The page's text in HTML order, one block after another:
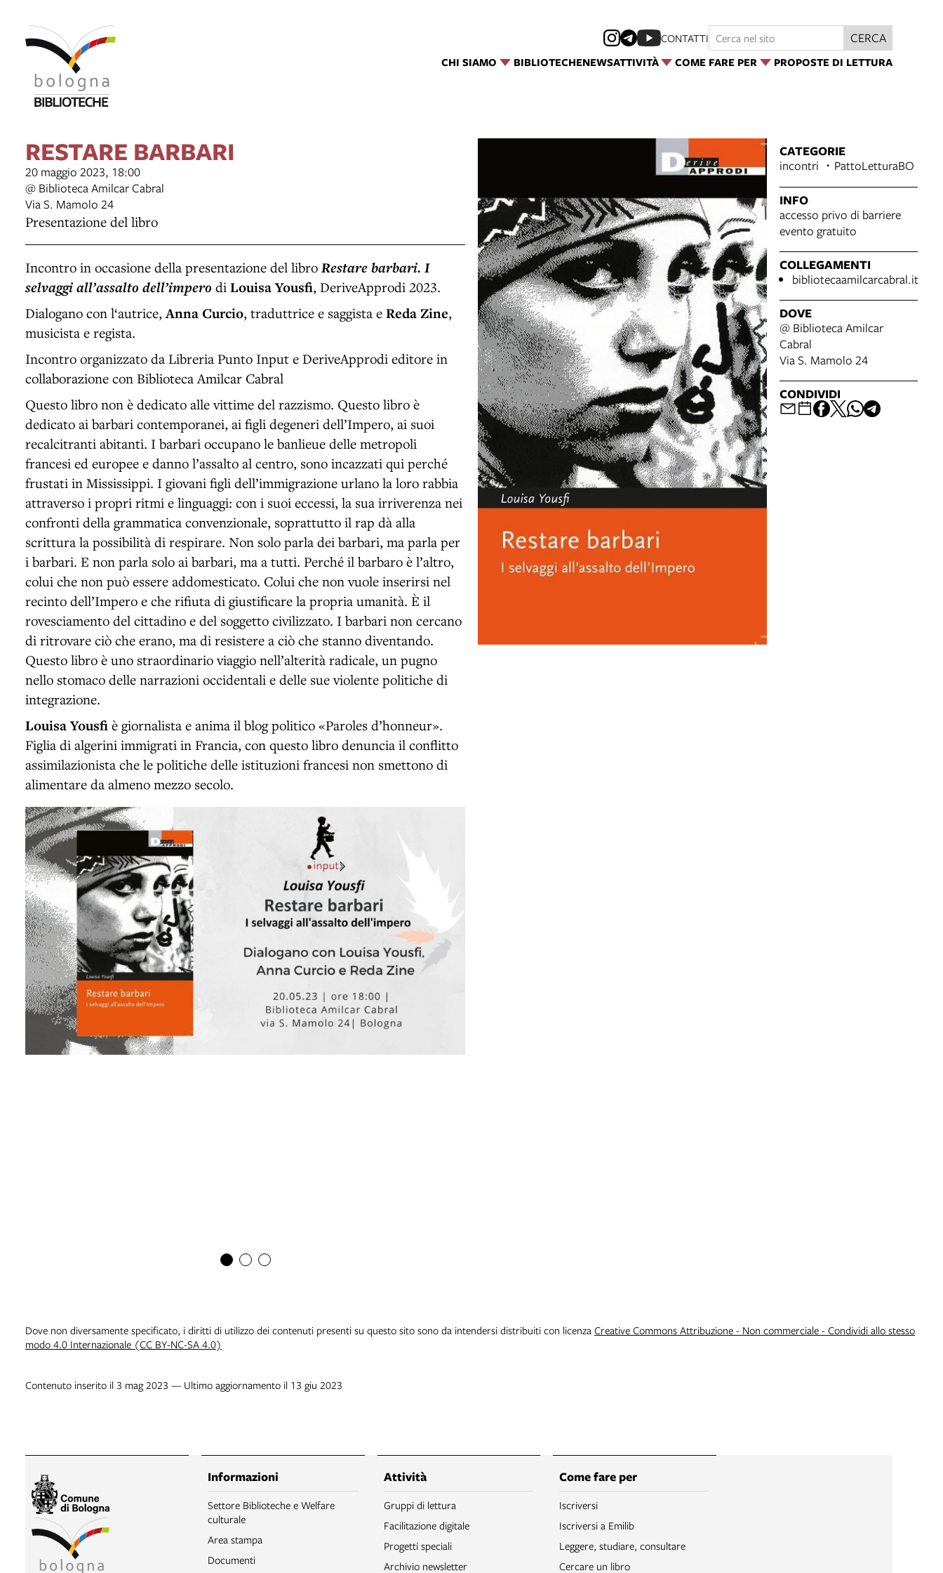
CHI SIAMO BIBLIOTECHENEWSATTIVITÀ COME FARE PER PROPOSTE DI LETTURA
CONTATTI CERCA
RESTARE BARBARI
20 maggio 2023, 18:00
@ Biblioteca Amilcar Cabral
Via S. Mamolo 24
Presentazione del libro
Incontro in occasione della presentazione del libro Restare barbari. I
selvaggi all’assalto dell’impero di Louisa Yousfi, DeriveApprodi 2023.
Dialogano con l‘autrice, Anna Curcio, traduttrice e saggista e Reda Zine,
musicista e regista.
Incontro organizzato da Libreria Punto Input e DeriveApprodi editore in
collaborazione con Biblioteca Amilcar Cabral
Questo libro non è dedicato alle vittime del razzismo. Questo libro è
dedicato ai barbari contemporanei, ai figli degeneri dell’Impero, ai suoi
recalcitranti abitanti. I barbari occupano le banlieue delle metropoli
francesi ed europee e danno l’assalto al centro, sono incazzati qui perché
frustati in Mississippi. I giovani figli dell’immigrazione urlano la loro rabbia
attraverso i propri ritmi e linguaggi: con i suoi eccessi, la sua irriverenza nei
confronti della grammatica convenzionale, soprattutto il rap dà alla
scrittura la possibilità di respirare. Non solo parla dei barbari, ma parla per
i barbari. E non parla solo ai barbari, ma a tutti. Perché il barbaro è l’altro,
colui che non può essere addomesticato. Colui che non vuole inserirsi nel
recinto dell’Impero e che rifiuta di giustificare la propria umanità. È il
rovesciamento del cittadino e del soggetto civilizzato. I barbari non cercano
di ritrovare ciò che erano, ma di resistere a ciò che stanno diventando.
Questo libro è uno straordinario viaggio nell’alterità radicale, un pugno
nello stomaco delle narrazioni occidentali e delle sue violente politiche di
integrazione.
Louisa Yousfi è giornalista e anima il blog politico «Paroles d’honneur».
Figlia di algerini immigrati in Francia, con questo libro denuncia il conflitto
assimilazionista che le politiche delle istituzioni francesi non smettono di
alimentare da almeno mezzo secolo.
CATEGORIE
incontri
PattoLetturaBO
INFO
accesso privo di barriere
evento gratuito
COLLEGAMENTI
bibliotecaamilcarcabral.it
DOVE
@ Biblioteca Amilcar
Cabral
Via S. Mamolo 24
CONDIVIDI
Dove non diversamente specificato, i diritti di utilizzo dei contenuti presenti su questo sito sono da intendersi distribuiti con licenza Creative Commons Attribuzione - Non commerciale - Condividi allo stesso
modo 4.0 Internazionale (CC BY-NC-SA 4.0)
Contenuto inserito il 3 mag 2023 — Ultimo aggiornamento il 13 giu 2023
Informazioni
Settore Biblioteche e Welfare
culturale
Area stampa
Documenti
Attività
Gruppi di lettura
Facilitazione digitale
Progetti speciali
Archivio newsletter
Come fare per
Iscriversi
Iscriversi a Emilib
Leggere, studiare, consultare
Cercare un libro